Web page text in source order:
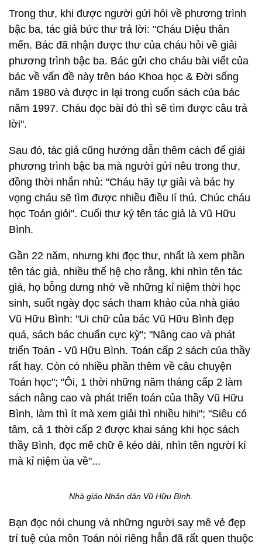
Trong thư, khi được người gửi hỏi về phương trình
bậc ba, tác giả bức thư trả lời: "Cháu Diệu thân
mến. Bác đã nhận được thư của cháu hỏi về giải
phương trình bậc ba. Bác gửi cho cháu bài viết của
bác về vấn đề này trên báo Khoa học & Đời sống
năm 1980 và được in lại trong cuốn sách của bác
năm 1997. Cháu đọc bài đó thì sẽ tìm được câu trả
lời".
Sau đó, tác giả cũng hướng dẫn thêm cách để giải
phương trình bậc ba mà người gửi nêu trong thư,
đồng thời nhắn nhủ: "Cháu hãy tự giải và bác hy
vọng cháu sẽ tìm được nhiều điều lí thú. Chúc cháu
học Toán giỏi". Cuối thư ký tên tác giả là Vũ Hữu
Bình.
Gần 22 năm, nhưng khi đọc thư, nhất là xem phần
tên tác giả, nhiều thế hệ cho rằng, khi nhìn tên tác
giả, họ bỗng dưng nhớ về những kỉ niệm thời học
sinh, suốt ngày đọc sách tham khảo của nhà giáo
Vũ Hữu Bình: "Ui chữ của bác Vũ Hữu Bình đẹp
quá, sách bác chuẩn cực kỳ"; "Nâng cao và phát
triển Toán - Vũ Hữu Bình. Toán cấp 2 sách của thầy
rất hay. Còn có nhiều phần thêm về câu chuyện
Toán học"; "Ôi, 1 thời những năm tháng cấp 2 làm
sách nâng cao và phát triển toán của thầy Vũ Hữu
Bình, làm thì ít mà xem giải thì nhiều hihi"; "Siêu có
tâm, cả 1 thời cấp 2 được khai sáng khi học sách
thầy Bình, đọc mê chữ ê kéo dài, nhìn tên người kí
mà kỉ niệm ùa về"...
Nhà giáo Nhân dân Vũ Hữu Bình.
Bạn đọc nói chung và những người say mê vẻ đẹp
trí tuệ của môn Toán nói riêng hẳn đã rất quen thuộc